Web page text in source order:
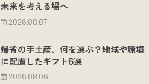
未来を考える場へ
2026.08.07
帰省の手土産、何を選ぶ？地域や環境
に配慮したギフト6選
2026.08.06